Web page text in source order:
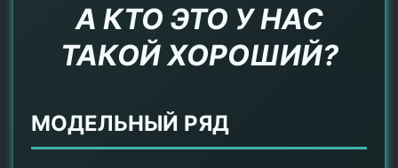
А КТО ЭТО У НАС
ТАКОЙ ХОРОШИЙ?
МОДЕЛЬНЫЙ РЯД